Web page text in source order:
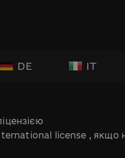
DE IT
license , якщо